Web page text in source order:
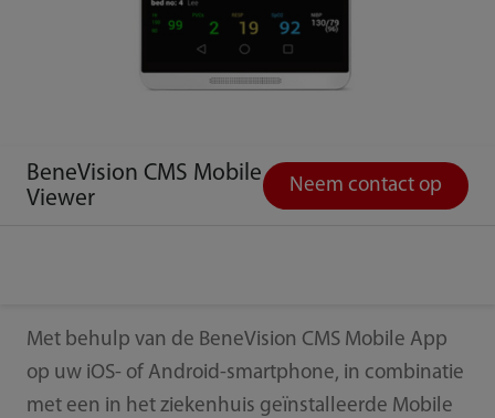
BeneVision CMS Mobile
Viewer
Neem contact op
Met behulp van de BeneVision CMS Mobile App
op uw iOS- of Android-smartphone, in combinatie
met een in het ziekenhuis geïnstalleerde Mobile